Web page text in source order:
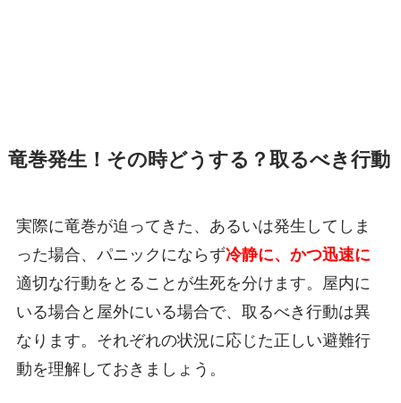
竜巻発生！その時どうする？取るべき行動
実際に竜巻が迫ってきた、あるいは発生してしま
った場合、パニックにならず冷静に、かつ迅速に
適切な行動をとることが生死を分けます。屋内に
いる場合と屋外にいる場合で、取るべき行動は異
なります。それぞれの状況に応じた正しい避難行
動を理解しておきましょう。